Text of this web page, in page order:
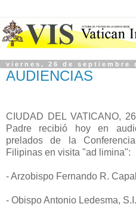
viernes, 26 de septiembre
AUDIENCIAS
CIUDAD DEL VATICANO,
Padre recibió hoy en
prelados de la
Filipinas en visita "ad limina":
- Arzobispo Fernando R.
- Obispo Antonio Ledesma,